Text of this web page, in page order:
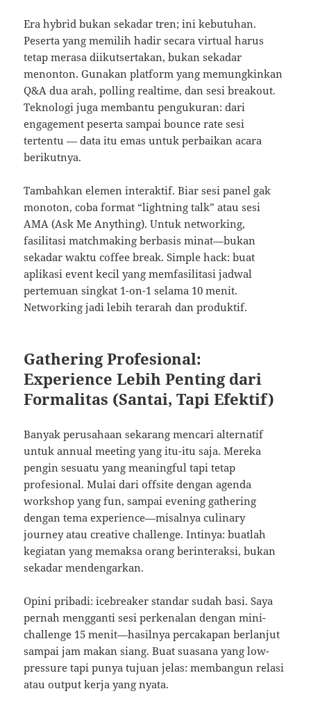
Era hybrid bukan sekadar tren; ini kebutuhan.
Peserta yang memilih hadir secara virtual harus
tetap merasa diikutsertakan, bukan sekadar
menonton. Gunakan platform yang memungkinkan
Q&A dua arah, polling realtime, dan sesi breakout.
Teknologi juga membantu pengukuran: dari
engagement peserta sampai bounce rate sesi
tertentu — data itu emas untuk perbaikan acara
berikutnya.
Tambahkan elemen interaktif. Biar sesi panel gak
monoton, coba format “lightning talk” atau sesi
AMA (Ask Me Anything). Untuk networking,
fasilitasi matchmaking berbasis minat—bukan
sekadar waktu coffee break. Simple hack: buat
aplikasi event kecil yang memfasilitasi jadwal
pertemuan singkat 1-on-1 selama 10 menit.
Networking jadi lebih terarah dan produktif.
Gathering Profesional:
Experience Lebih Penting dari
Formalitas (Santai, Tapi Efektif)
Banyak perusahaan sekarang mencari alternatif
untuk annual meeting yang itu-itu saja. Mereka
pengin sesuatu yang meaningful tapi tetap
profesional. Mulai dari offsite dengan agenda
workshop yang fun, sampai evening gathering
dengan tema experience—misalnya culinary
journey atau creative challenge. Intinya: buatlah
kegiatan yang memaksa orang berinteraksi, bukan
sekadar mendengarkan.
Opini pribadi: icebreaker standar sudah basi. Saya
pernah mengganti sesi perkenalan dengan mini-
challenge 15 menit—hasilnya percakapan berlanjut
sampai jam makan siang. Buat suasana yang low-
pressure tapi punya tujuan jelas: membangun relasi
atau output kerja yang nyata.